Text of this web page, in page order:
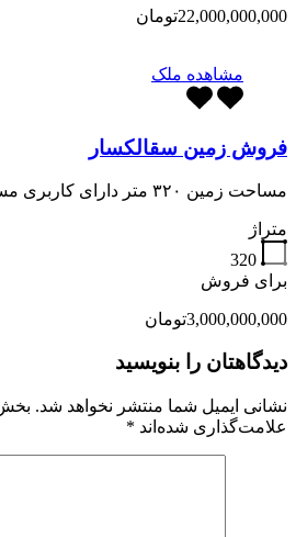
22,000,000,000تومان
مشاهده ملک
فروش زمین سقالکسار
مساحت زمین ۳۲۰ متر دارای کاربری مسکونی دور دیوار نزدیک…
متراژ
320
برای فروش
3,000,000,000تومان
دیدگاهتان را بنویسید
نشانی ایمیل شما منتشر نخواهد شد.
علامت‌گذاری شده‌اند *